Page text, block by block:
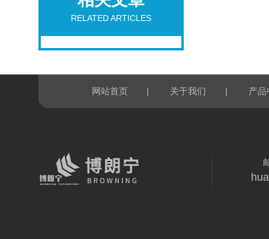
RELATED ARTICLES
网站首页 | 关于我们 | 产品